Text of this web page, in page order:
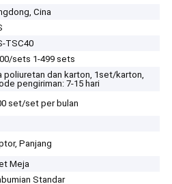
Cina
TSC40
sets 1-499 sets
poliuretan dan karton, 1set/karton,
pengiriman: 7-15 hari
set/set per bulan
Panjang
Meja
Standar